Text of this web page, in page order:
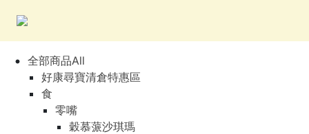
全部商品All
好康尋寶清倉特惠區
食
零嘴
穀慕蒎沙琪瑪